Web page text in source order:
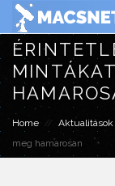
Home Aktualitások
meg hamarosan